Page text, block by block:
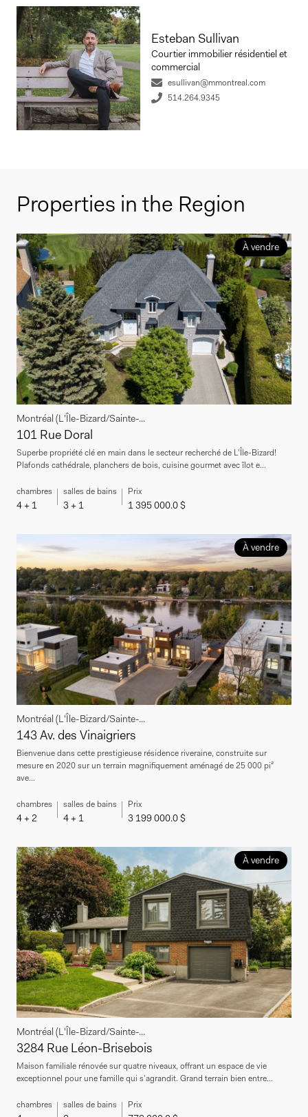
Esteban Sullivan
Courtier immobilier résidentiel et
commercial
esullivan@mmontreal.com
514.264.9345
Properties in the Region
À vendre
Montréal (L'Île-Bizard/Sainte-...
101 Rue Doral
Superbe propriété clé en main dans le secteur recherché de L'Île-Bizard!
Plafonds cathédrale, planchers de bois, cuisine gourmet avec îlot e...
chambres
4 + 1
salles de bains
3 + 1
Prix
1 395 000.0 $
À vendre
Montréal (L'Île-Bizard/Sainte-...
143 Av. des Vinaigriers
Bienvenue dans cette prestigieuse résidence riveraine, construite sur
mesure en 2020 sur un terrain magnifiquement aménagé de 25 000 pi²
ave...
chambres
4 + 2
salles de bains
4 + 1
Prix
3 199 000.0 $
À vendre
Montréal (L'Île-Bizard/Sainte-...
3284 Rue Léon-Brisebois
Maison familiale rénovée sur quatre niveaux, offrant un espace de vie
exceptionnel pour une famille qui s'agrandit. Grand terrain bien entre...
chambres salles de bains Prix